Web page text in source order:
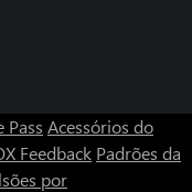
Pass Acessórios do
Feedback Padrões da
por